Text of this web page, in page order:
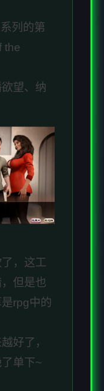
列的第
the
望、纳
，这工
但是也
rpg中的
好了，
单下~